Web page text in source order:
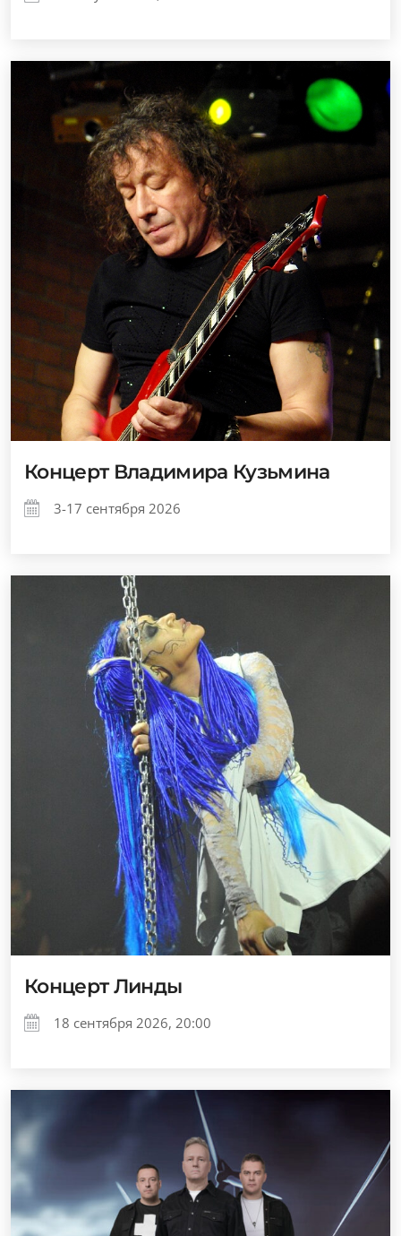
Концерт Владимира Кузьмина
3-17 сентября 2026
Концерт Линды
18 сентября 2026, 20:00